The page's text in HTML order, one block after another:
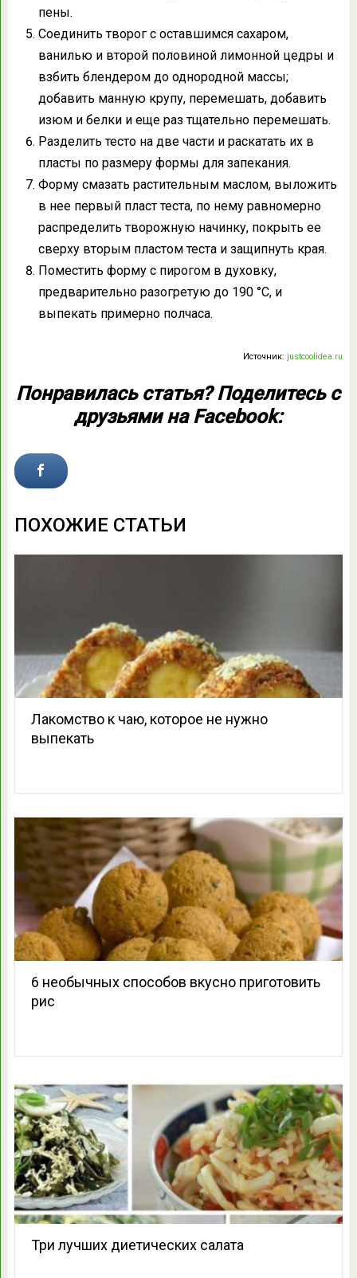
пены.
Соединить творог с оставшимся сахаром,
ванилью и второй половиной лимонной цедры и
взбить блендером до однородной массы;
добавить манную крупу, перемешать, добавить
изюм и белки и еще раз тщательно перемешать.
Разделить тесто на две части и раскатать их в
пласты по размеру формы для запекания.
Форму смазать растительным маслом, выложить
в нее первый пласт теста, по нему равномерно
распределить творожную начинку, покрыть ее
сверху вторым пластом теста и защипнуть края.
Поместить форму с пирогом в духовку,
предварительно разогретую до 190 °С, и
выпекать примерно полчаса.
Источник:justcoolidea.ru
Понравилась статья? Поделитесь с
друзьями на Facebook:
ПОХОЖИЕ СТАТЬИ
Лакомство к чаю, которое не нужно
выпекать
6 необычных способов вкусно приготовить
рис
Три лучших диетических салата